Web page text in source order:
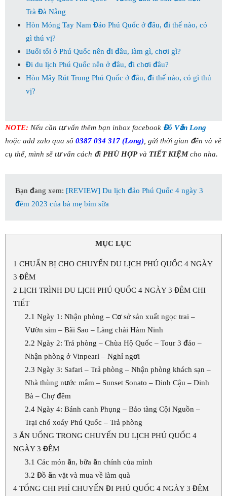
Trà Đà Nẵng
Hòn Móng Tay Nam Đảo Phú Quốc ở đâu, đi thế nào, có
gì thú vị?
Buổi tối ở Phú Quốc nên đi đâu, làm gì, chơi gì?
Đi du lịch Phú Quốc nên ở đâu, đi chơi đâu?
Hòn Mây Rút Trong Phú Quốc ở đâu, đi thế nào, có gì thú
vị?
NOTE: Nếu cần tư vấn thêm bạn inbox facebook Đỗ Văn Long
hoặc add zalo qua số0387 034 317 (Long) , gửi thời gian đến và về
cụ thể, mình sẽ tư vấn cách đi PHÙ HỢPvà TIẾT KIỆMcho nha.
Bạn đang xem: [REVIEW] Du lịch đảo Phú Quốc 4 ngày 3
đêm 2023 của bà mẹ bỉm sữa
MỤC LỤC
1 CHUẨN BỊ CHO CHUYẾN DU LỊCH PHÚ QUỐC 4 NGÀY
3 ĐÊM
2 LỊCH TRÌNH DU LỊCH PHÚ QUỐC 4 NGÀY 3 ĐÊM CHI
TIẾT
2.1 Ngày 1: Nhận phòng – Cơ sở sản xuất ngọc trai –
Vườn sim – Bãi Sao – Làng chài Hàm Ninh
2.2 Ngày 2: Trả phòng – Chùa Hộ Quốc – Tour 3 đảo –
Nhận phòng ở Vinpearl – Nghỉ ngơi
2.3 Ngày 3: Safari – Trả phòng – Nhận phòng khách sạn –
Nhà thùng nước mắm – Sunset Sonato – Dinh Cậu – Dinh
Bà – Chợ đêm
2.4Ngày 4: Bánh canh Phụng – Bảo tàng Cội Nguồn –
Trại chó xoáy Phú Quốc – Trả phòng
3 ĂN UỐNG TRONG CHUYẾN DU LỊCH PHÚ QUỐC 4
NGÀY 3 ĐÊM
3.1 Các món ăn, bữa ăn chính của mình
3.2 Đồ ăn vặt và mua về làm quà
4 TỔNG CHI PHÍ CHUYẾN ĐI PHÚ QUỐC 4 NGÀY 3 ĐÊM